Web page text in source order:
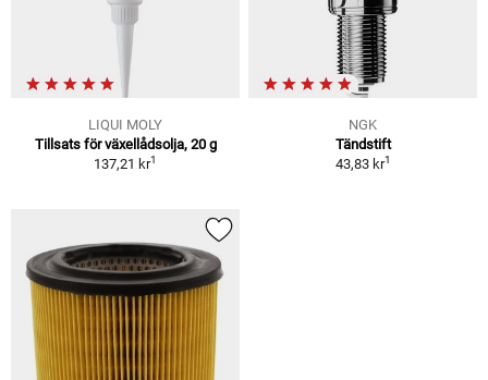
LIQUI MOLY
Tillsats för växellådsolja, 20 g
137,21 kr1
NGK
Tändstift
43,83 kr1